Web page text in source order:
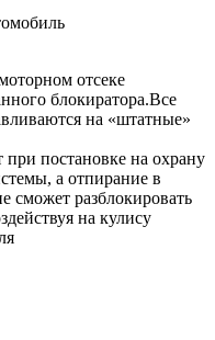
отсеке
блокиратора.Все
на «штатные»
при постановке на охрану
а отпирание в
сможет разблокировать
на кулису